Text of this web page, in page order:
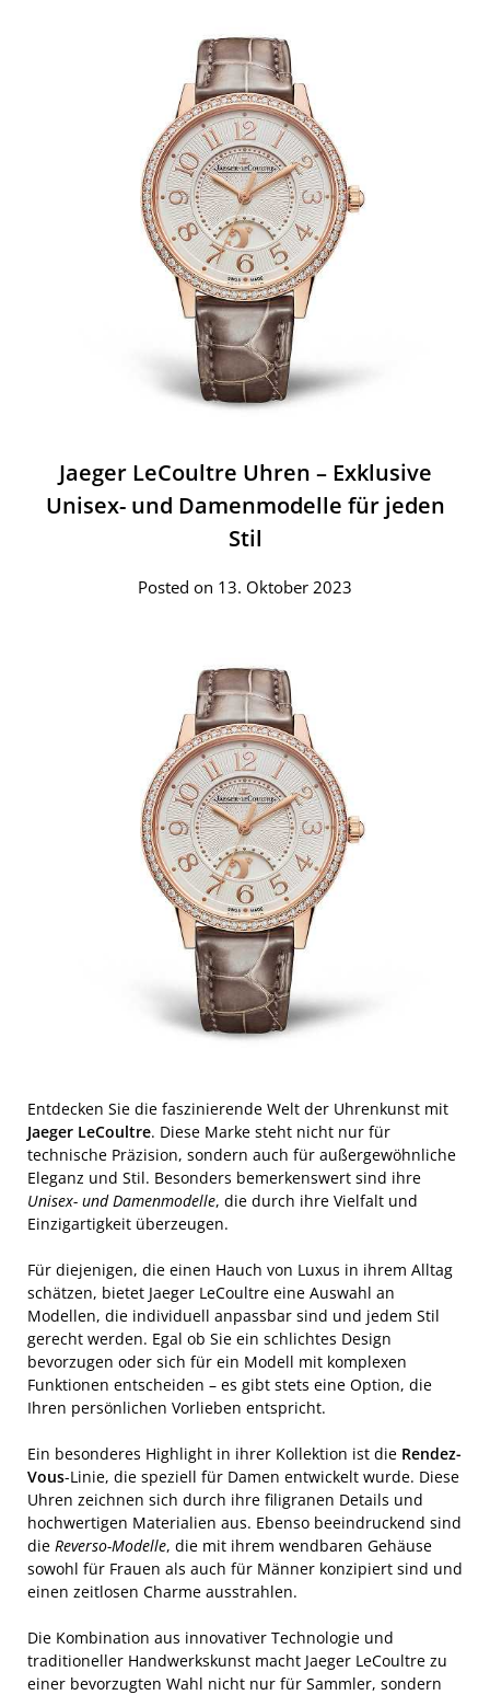
Jaeger LeCoultre Uhren – Exklusive
Unisex- und Damenmodelle für jeden
Stil
Posted on 13. Oktober 2023
Entdecken Sie die faszinierende Welt der Uhrenkunst mit
Jaeger LeCoultre. Diese Marke steht nicht nur für
technische Präzision, sondern auch für außergewöhnliche
Eleganz und Stil. Besonders bemerkenswert sind ihre
Unisex- und Damenmodelle, die durch ihre Vielfalt und
Einzigartigkeit überzeugen.
Für diejenigen, die einen Hauch von Luxus in ihrem Alltag
schätzen, bietet Jaeger LeCoultre eine Auswahl an
Modellen, die individuell anpassbar sind und jedem Stil
gerecht werden. Egal ob Sie ein schlichtes Design
bevorzugen oder sich für ein Modell mit komplexen
Funktionen entscheiden – es gibt stets eine Option, die
Ihren persönlichen Vorlieben entspricht.
Ein besonderes Highlight in ihrer Kollektion ist die Rendez-
Vous-Linie, die speziell für Damen entwickelt wurde. Diese
Uhren zeichnen sich durch ihre filigranen Details und
hochwertigen Materialien aus. Ebenso beeindruckend sind
die Reverso-Modelle, die mit ihrem wendbaren Gehäuse
sowohl für Frauen als auch für Männer konzipiert sind und
einen zeitlosen Charme ausstrahlen.
Die Kombination aus innovativer Technologie und
traditioneller Handwerkskunst macht Jaeger LeCoultre zu
einer bevorzugten Wahl nicht nur für Sammler, sondern